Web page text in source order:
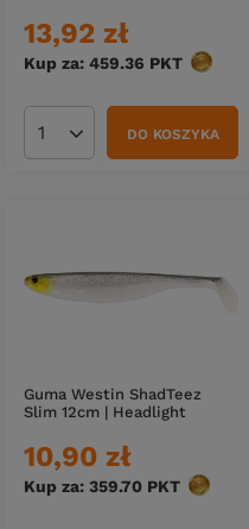
13,92 zł
Kup za: 459.36 PKT punktów
Ilość produktówDO KOSZYKA
Guma Westin ShadTeez
Slim 12cm | Headlight
10,90 zł
Kup za: 359.70 PKT punktów